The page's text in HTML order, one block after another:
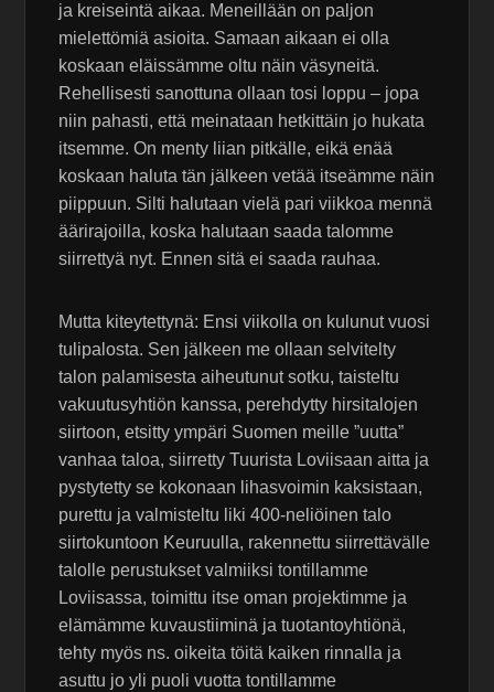
ja kreiseintä aikaa. Meneillään on paljon
mielettömiä asioita. Samaan aikaan ei olla
koskaan eläissämme oltu näin väsyneitä.
Rehellisesti sanottuna ollaan tosi loppu – jopa
niin pahasti, että meinataan hetkittäin jo hukata
itsemme. On menty liian pitkälle, eikä enää
koskaan haluta tän jälkeen vetää itseämme näin
piippuun. Silti halutaan vielä pari viikkoa mennä
äärirajoilla, koska halutaan saada talomme
siirrettyä nyt. Ennen sitä ei saada rauhaa.
Mutta kiteytettynä: Ensi viikolla on kulunut vuosi
tulipalosta. Sen jälkeen me ollaan selvitelty
talon palamisesta aiheutunut sotku, taisteltu
vakuutusyhtiön kanssa, perehdytty hirsitalojen
siirtoon, etsitty ympäri Suomen meille ”uutta”
vanhaa taloa, siirretty Tuurista Loviisaan aitta ja
pystytetty se kokonaan lihasvoimin kaksistaan,
purettu ja valmisteltu liki 400-neliöinen talo
siirtokuntoon Keuruulla, rakennettu siirrettävälle
talolle perustukset valmiiksi tontillamme
Loviisassa, toimittu itse oman projektimme ja
elämämme kuvaustiiminä ja tuotantoyhtiönä,
tehty myös ns. oikeita töitä kaiken rinnalla ja
asuttu jo yli puoli vuotta tontillamme